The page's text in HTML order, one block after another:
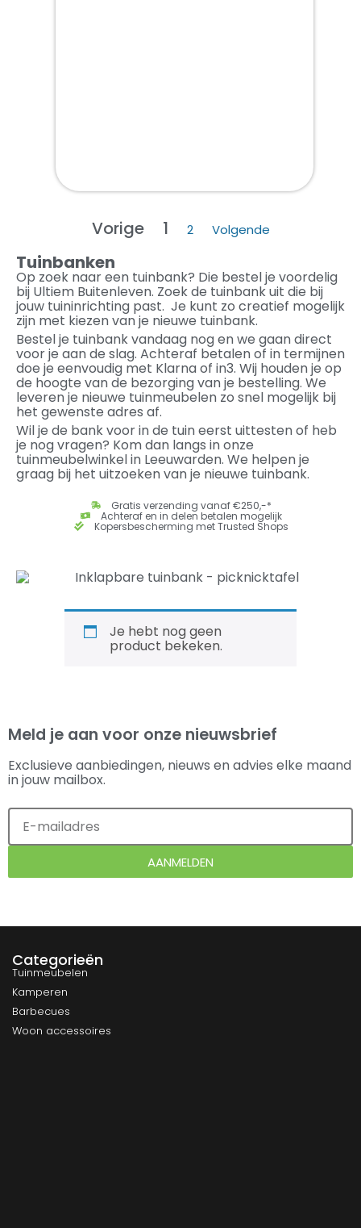
Vorige 1 2 Volgende
Tuinbanken
Op zoek naar een tuinbank? Die bestel je voordelig
bij Ultiem Buitenleven. Zoek de tuinbank uit die bij
jouw tuininrichting past. Je kunt zo creatief mogelijk
zijn met kiezen van je nieuwe tuinbank.
Bestel je tuinbank vandaag nog en we gaan direct
voor je aan de slag. Achteraf betalen of in termijnen
doe je eenvoudig met Klarna of in3. Wij houden je op
de hoogte van de bezorging van je bestelling. We
leveren je nieuwe tuinmeubelen zo snel mogelijk bij
het gewenste adres af.
Wil je de bank voor in de tuin eerst uittesten of heb
je nog vragen? Kom dan langs in onze
tuinmeubelwinkel in Leeuwarden. We helpen je
graag bij het uitzoeken van je nieuwe tuinbank.
Gratis verzending vanaf €250,-*
Achteraf en in delen betalen mogelijk
Kopersbescherming met Trusted Shops
Je hebt nog geen
product bekeken.
Meld je aan voor onze nieuwsbrief
Exclusieve aanbiedingen, nieuws en advies elke maand
in jouw mailbox.
AANMELDEN
Categorieën
Tuinmeubelen
Kamperen
Barbecues
Woon accessoires